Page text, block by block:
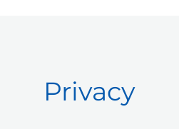
Privacy